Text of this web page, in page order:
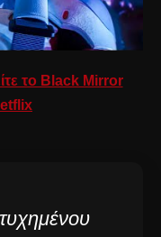
το Black Mirror